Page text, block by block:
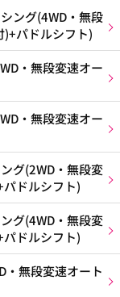
グ(4WD・無段
パドルシフト)
・無段変速オー
・無段変速オー
(2WD・無段変
ドルシフト)
(4WD・無段変
ドルシフト)
無段変速オート